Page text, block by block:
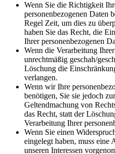
Wenn Sie die Richtigkeit
personenbezogenen Daten
Regel Zeit, um dies zu
haben Sie das Recht, die
Ihrer personenbezogenen
Wenn die Verarbeitung
unrechtmäßig geschah/
Löschung die
verlangen.
Wenn wir Ihre
benötigen, Sie sie jedoch
Geltendmachung von
das Recht, statt der
Verarbeitung Ihrer
Wenn Sie einen
eingelegt haben, muss
unseren Interessen